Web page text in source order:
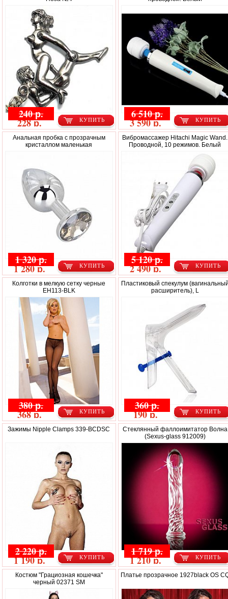
КУПИТЬ
240 р.
228 р. КУПИТЬ
6 510 р.
3 590 р.
Анальная пробка с прозрачным
кристаллом маленькая
КУПИТЬ
1 320 р.
1 280 р.
Вибромассажер Hitachi Magic Wand.
Проводной, 10 режимов. Белый
КУПИТЬ
5 120 р.
2 490 р.
Колготки в мелкую сетку черные
EH113-BLK
КУПИТЬ
380 р.
368 р.
Пластиковый спекулум
расширитель), L
КУПИТЬ
360 р.
190 р.
Зажимы Nipple Clamps 339-BCDSC
КУПИТЬ
2 220 р.
1 190 р.
Стеклянный фаллоимитатор Волна
(Sexus-glass 912009)
КУПИТЬ
1 719 р.
1 210 р.
Костюм "Грациозная кошечка"
черный 02371 SM
Платье прозрачное 1927black OS